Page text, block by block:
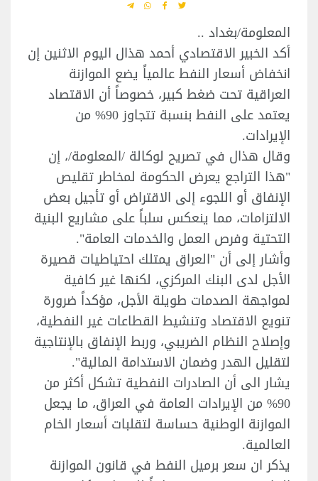
المعلومة/بغداد ..
أكد الخبير الاقتصادي أحمد هذال اليوم الاثنين إن
انخفاض أسعار النفط عالمياً يضع الموازنة
العراقية تحت ضغط كبير، خصوصاً أن الاقتصاد
يعتمد على النفط بنسبة تتجاوز 90% من
الإيرادات.
وقال هذال في تصريح لوكالة /المعلومة/، إن
"هذا التراجع يعرض الحكومة لمخاطر تقليص
الإنفاق أو اللجوء إلى الاقتراض أو تأجيل بعض
الالتزامات، مما ينعكس سلباً على مشاريع البنية
التحتية وفرص العمل والخدمات العامة".
وأشار إلى أن "العراق يمتلك احتياطيات قصيرة
الأجل لدى البنك المركزي، لكنها غير كافية
لمواجهة الصدمات طويلة الأجل، مؤكداً ضرورة
تنويع الاقتصاد وتنشيط القطاعات غير النفطية،
وإصلاح النظام الضريبي، وربط الإنفاق بالإنتاجية
لتقليل الهدر وضمان الاستدامة المالية".
يشار الى أن الصادرات النفطية تشكل أكثر من
90% من الإيرادات العامة في العراق، ما يجعل
الموازنة الوطنية حساسة لتقلبات أسعار الخام
العالمية.
يذكر ان سعر برميل النفط في قانون الموازنة